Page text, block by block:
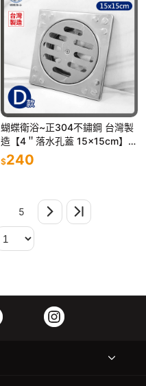
蝴蝶衛浴~正304不鏽鋼 台灣製
造【4＂落水孔蓋 15x15cm】方
形排水孔蓋.地排落水頭.地板.浴
室孔蓋
$240
5